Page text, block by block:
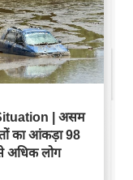
| असम
का आंकड़ा 98
अधिक लोग